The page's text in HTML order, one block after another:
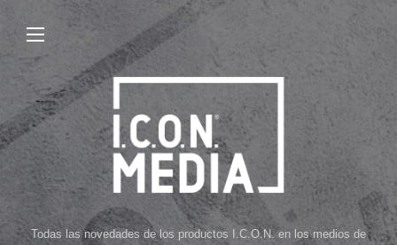
Todas las novedades de los productos I.C.O.N. en los medios de